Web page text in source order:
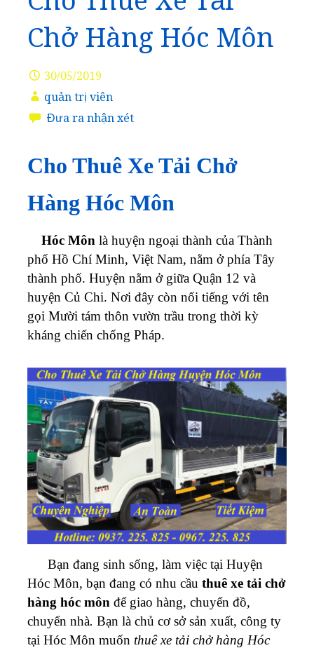
Chở Hàng Hóc Môn
30/05/2019
quản trị viên
Đưa ra nhận xét
Cho Thuê Xe Tải Chở
Hàng Hóc Môn
Hóc Môn là huyện ngoại thành của Thành
phố Hồ Chí Minh, Việt Nam, nằm ở phía Tây
thành phố. Huyện nằm ở giữa Quận 12 và
huyện Củ Chi. Nơi đây còn nổi tiếng với tên
gọi Mười tám thôn vườn trầu trong thời kỳ
kháng chiến chống Pháp.
Bạn đang sinh sống, làm việc tại Huyện
Hóc Môn, bạn đang có nhu cầu thuê xe tải chở
hàng hóc môn để giao hàng, chuyển đồ,
chuyển nhà. Bạn là chủ cơ sở sản xuất, công ty
tại Hóc Môn muốn thuê xe tải chở hàng Hóc